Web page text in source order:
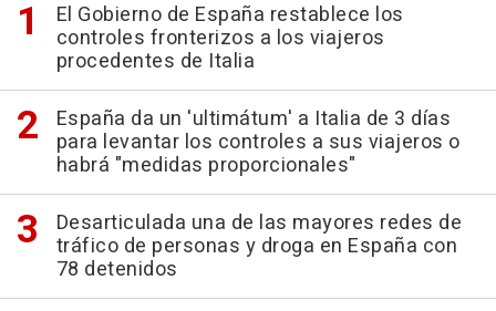
El Gobierno de España restablece los
controles fronterizos a los viajeros
procedentes de Italia
España da un 'ultimátum' a Italia de 3 días
para levantar los controles a sus viajeros o
habrá "medidas proporcionales"
Desarticulada una de las mayores redes de
tráfico de personas y droga en España con
78 detenidos